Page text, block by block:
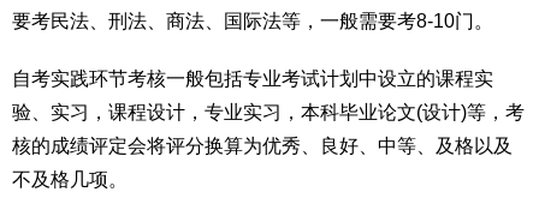
要考民法、刑法、商法、国际法等，一般需要考8-10门。
自考实践环节考核一般包括专业考试计划中设立的课程实
验、实习，课程设计，专业实习，本科毕业论文(设计)等，考
核的成绩评定会将评分换算为优秀、良好、中等、及格以及
不及格几项。